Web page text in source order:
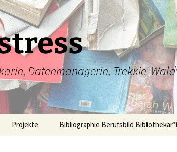
Datenmanagerin, Trekkie,
Projekte Bibliographie Berufsbild